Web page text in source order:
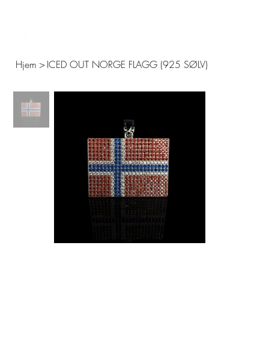
Hjem > ICED OUT NORGE FLAGG (925 SØLV)